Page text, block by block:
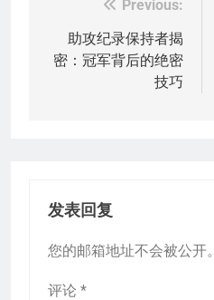
导
Previous:
助攻纪录保持者揭
密：冠军背后的绝密
技巧
发表回复
您的邮箱地址不会被公开。
评论 *